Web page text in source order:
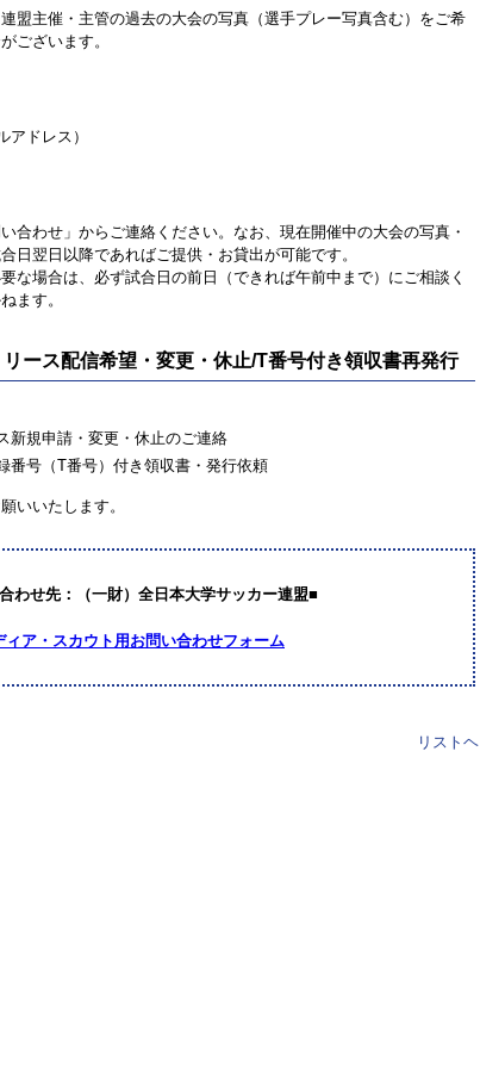
主催・主管の過去の大会の写真（選手プレー写真含む）をご希
ございます。
アドレス）
わせ」からご連絡ください。なお、現在開催中の大会の写真・
日翌日以降であればご提供・お貸出が可能です。
場合は、必ず試合日の前日（できれば午前中まで）にご相談く
ます。
ース配信希望・変更・休止/T番号付き領収書再発行
新規申請・変更・休止のご連絡
番号（T番号）付き領収書・発行依頼
いいたします。
わせ先：（一財）全日本大学サッカー連盟■
ィア・スカウト用お問い合わせフォーム
リストヘ